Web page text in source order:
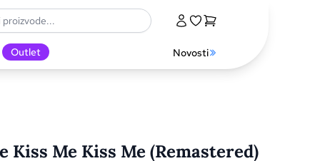
Outlet Novosti
Kiss Me Kiss Me (Remastered)